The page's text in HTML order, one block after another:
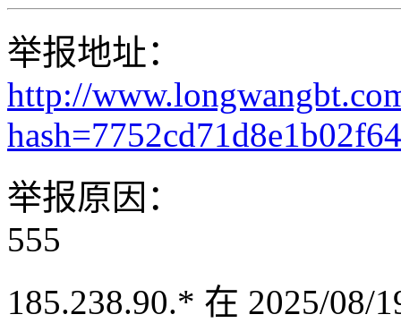
举报地址：
http://
举报原因：
555
185.238.90.* 在 2025/08/